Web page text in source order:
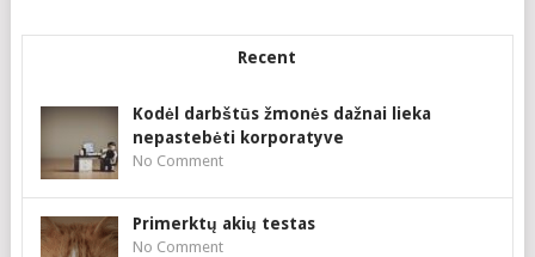
Recent
Kodėl darbštūs žmonės dažnai lieka
nepastebėti korporatyve
No Comment
Primerktų akių testas
No Comment